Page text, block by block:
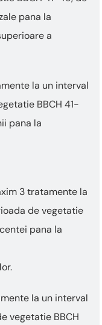
pana la
a
la un interval
BBCH 41-
pana la
3 tratamente la
de vegetatie
pana la
la un interval
vegetatie BBCH